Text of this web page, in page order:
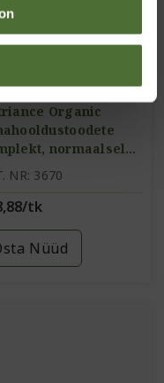
Organic
normaalsele
nahale
NR: 3670
tk
Nüüd